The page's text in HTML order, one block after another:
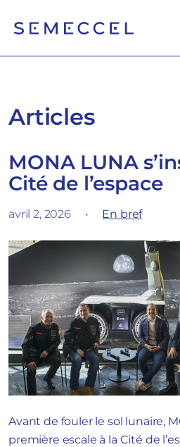
Articles
MONA LUNA
Cité de l’espace
avril 2, 2026 • En bref
Avant de fouler le sol lunaire,
première escale à la Cité de